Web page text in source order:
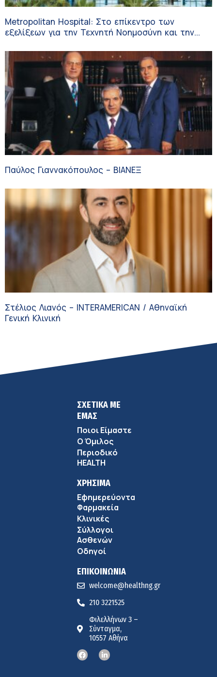
Metropolitan Hospital: Στο επίκεντρο των
εξελίξεων για την Τεχνητή Νοημοσύνη και την
Παύλος Γιαννακόπουλος – ΒΙΑΝΕΞ
Στέλιος Λιανός – INTERAMERICAN / Αθηναϊκή
Γενική Κλινική
ΣΧΕΤΙΚΑ ΜΕ
ΕΜΑΣ
Ποιοι Είμαστε
Ο Όμιλος
Περιοδικό
HEALTH
ΧΡΗΣΙΜΑ
Εφημερεύοντα
Φαρμακεία
Κλινικές
Σύλλογοι
Ασθενών
Οδηγοί
ΕΠΙΚΟΙΝΩΝΙΑ
welcome@healthng.gr
210 3221525
Φιλελλήνων 3 –
Σύνταγμα,
10557 Αθήνα